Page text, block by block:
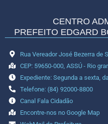
CENTRO
PREFEITO EDGARD
Rua Vereador José Bezerra de
CEP: 59650-000, ASSÚ - Rio
Expediente: Segunda a sexta,
Telefone: (84) 92000-8800
Canal Fala Cidadão
Encontre-nos no Google Map